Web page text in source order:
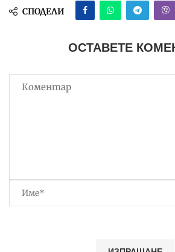
СПОДЕЛИ
ОСТАВЕТЕ